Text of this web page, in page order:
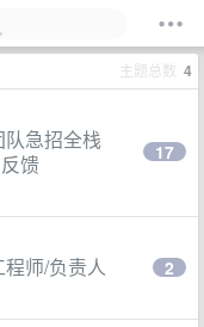
主题总数 4
急招全栈
馈
17
师/负责人 2